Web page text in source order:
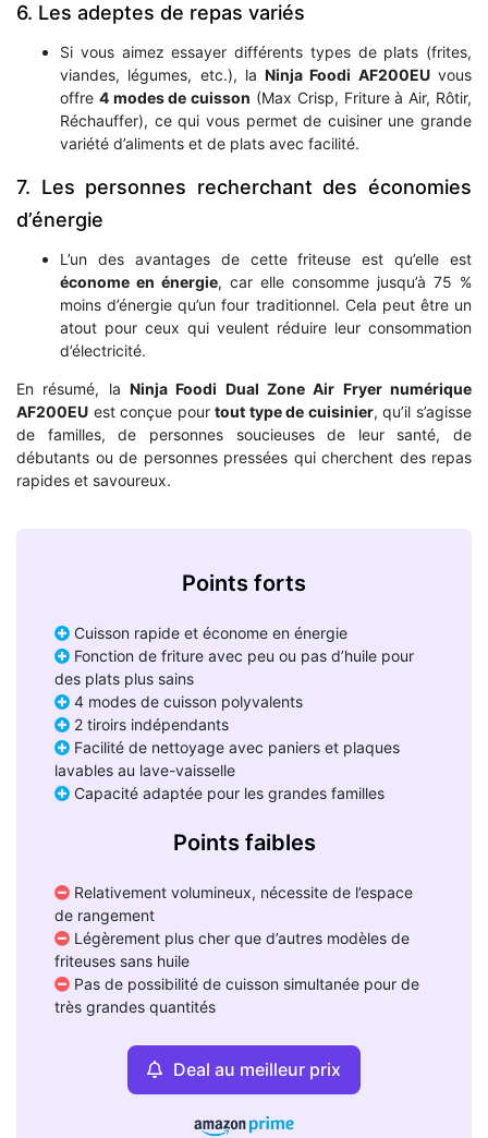
6. Les adeptes de repas variés
Si vous aimez essayer différents types de plats (frites,
viandes, légumes, etc.), laNinja Foodi AF200EUvous
offre 4 modes de cuisson (Max Crisp, Friture à Air, Rôtir,
Réchauffer), ce qui vous permet de cuisiner une grande
variété d’aliments et de plats avec facilité.
7. Les personnes recherchant des économies
d’énergie
L’un des avantages de cette friteuse est qu’elle est
économe en énergie, car elle consomme jusqu’à 75 %
moins d’énergie qu’un four traditionnel. Cela peut être un
atout pour ceux qui veulent réduire leur consommation
d’électricité.
En résumé, la Ninja Foodi Dual Zone Air Fryer numérique
AF200EU est conçue pourtout type de cuisinier, qu’il s’agisse
de familles, de personnes soucieuses de leur santé, de
débutants ou de personnes pressées qui cherchent des repas
rapides et savoureux.
Points forts
Cuisson rapide et économe en énergie
Fonction de friture avec peu ou pas d’huile pour
des plats plus sains
4 modes de cuisson polyvalents
2 tiroirs indépendants
Facilité de nettoyage avec paniers et plaques
lavables au lave-vaisselle
Capacité adaptée pour les grandes familles
Points faibles
Relativement volumineux, nécessite de l’espace
de rangement
Légèrement plus cher que d’autres modèles de
friteuses sans huile
Pas de possibilité de cuisson simultanée pour de
très grandes quantités
Deal au meilleur prix